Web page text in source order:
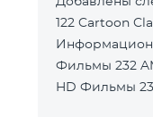
122 Cartoon Classic Детский 177 DW Russian
Информационный 230 AMEDIA Фильмы
Фильмы 232 AMEDIA HIT Фильмы 233 AMEDIA Premium